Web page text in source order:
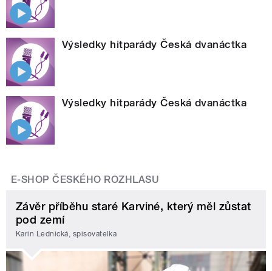
Výsledky hitparády Česká dvanáctka
Výsledky hitparády Česká dvanáctka
E-SHOP ČESKÉHO ROZHLASU
Závěr příběhu staré Karviné, který měl zůstat
pod zemí
Karin Lednická, spisovatelka